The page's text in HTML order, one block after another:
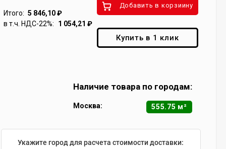
Итого: 5 846,10₽
в т.ч. НДС-22%:
1 054,21 ₽
Добавить в корзиину
Купить в 1 клик
Наличие товара по городам:
Москва: 555.75 м²
Укажите город для расчета стоимости доставки: